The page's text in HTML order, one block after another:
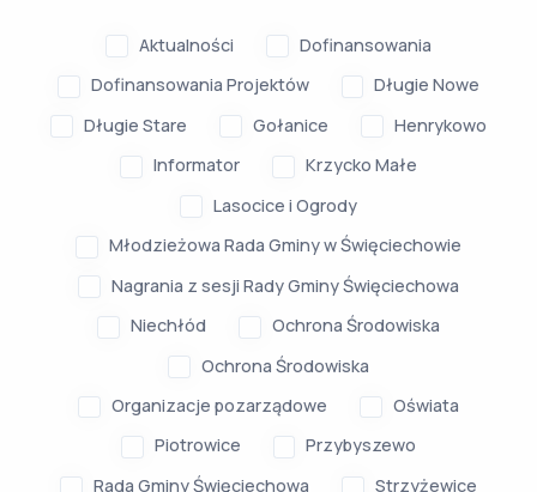
Aktualności
Dofinansowania
Dofinansowania Projektów
Długie Nowe
Długie Stare
Gołanice
Henrykowo
Informator
Krzycko Małe
Lasocice i Ogrody
Młodzieżowa Rada Gminy w Święciechowie
Nagrania z sesji Rady Gminy Święciechowa
Niechłód
Ochrona Środowiska
Ochrona Środowiska
Organizacje pozarządowe
Oświata
Piotrowice
Przybyszewo
Rada Gminy Święciechowa
Strzyżewice